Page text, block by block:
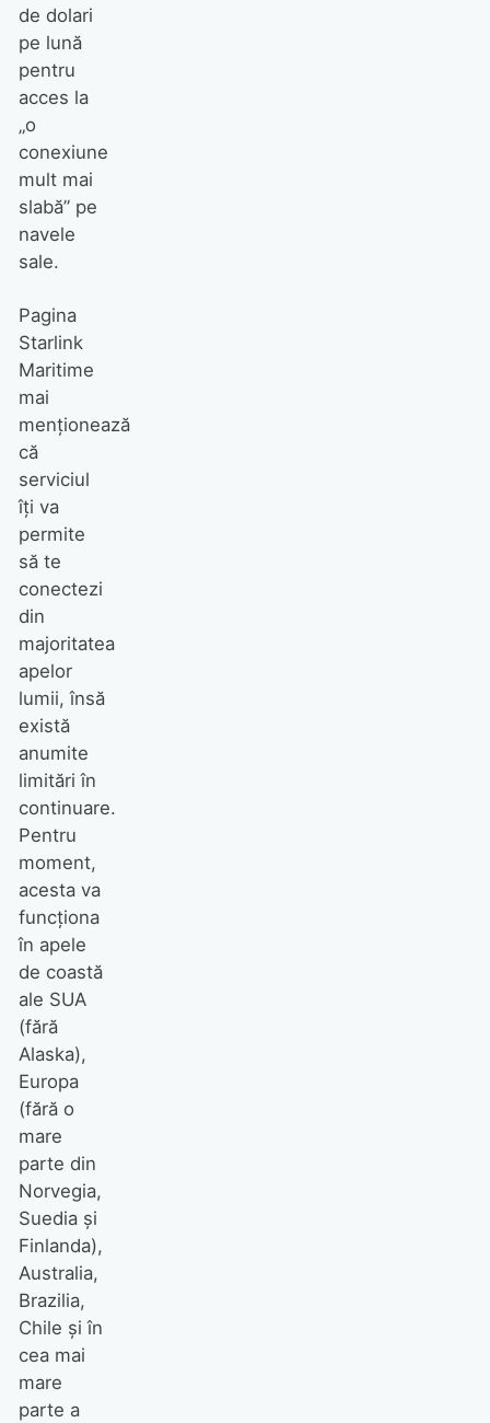
de dolari
pe lună
pentru
acces la
„o
conexiune
mult mai
slabă” pe
navele
sale.
Pagina
Starlink
Maritime
mai
menționează
că
serviciul
îți va
permite
să te
conectezi
din
majoritatea
apelor
lumii, însă
există
anumite
limitări în
continuare.
Pentru
moment,
acesta va
funcționa
în apele
de coastă
ale SUA
(fără
Alaska),
Europa
(fără o
mare
parte din
Norvegia,
Suedia și
Finlanda),
Australia,
Brazilia,
Chile și în
cea mai
mare
parte a